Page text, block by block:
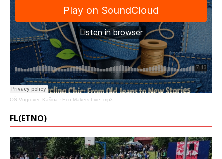
OŠ Vugrovec-Kašina · Eco Makers Live_mp3
FL(ETNO)